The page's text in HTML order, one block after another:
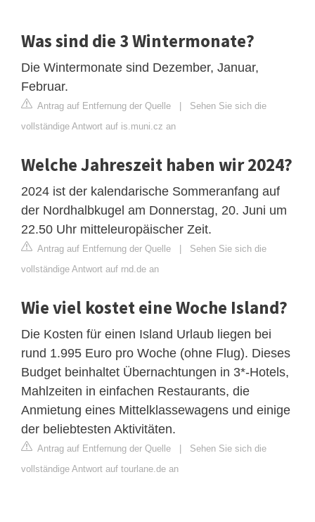
Was sind die 3 Wintermonate?
Die Wintermonate sind Dezember, Januar,
Februar.
Antrag auf Entfernung der Quelle | Sehen Sie sich die
vollständige Antwort auf is.muni.cz an
Welche Jahreszeit haben wir 2024?
2024 ist der kalendarische Sommeranfang auf
der Nordhalbkugel am Donnerstag, 20. Juni um
22.50 Uhr mitteleuropäischer Zeit.
Antrag auf Entfernung der Quelle | Sehen Sie sich die
vollständige Antwort auf rnd.de an
Wie viel kostet eine Woche Island?
Die Kosten für einen Island Urlaub liegen bei
rund 1.995 Euro pro Woche (ohne Flug). Dieses
Budget beinhaltet Übernachtungen in 3*-Hotels,
Mahlzeiten in einfachen Restaurants, die
Anmietung eines Mittelklassewagens und einige
der beliebtesten Aktivitäten.
Antrag auf Entfernung der Quelle | Sehen Sie sich die
vollständige Antwort auf tourlane.de an